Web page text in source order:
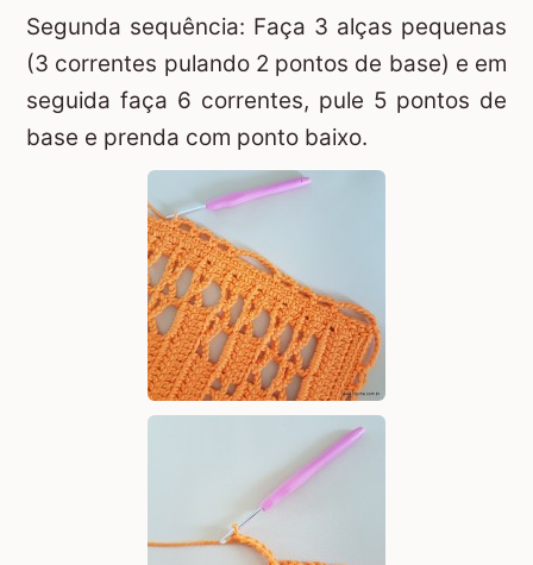
Segunda sequência: Faça 3 alças pequenas
(3 correntes pulando 2 pontos de base) e em
seguida faça 6 correntes, pule 5 pontos de
base e prenda com ponto baixo.